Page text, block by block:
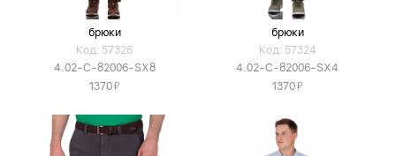
брюки
Код: 57326
4.02-C-82006-SX8
1370Я
брюки
Код: 57324
4.02-C-82006-SX4
1370Я